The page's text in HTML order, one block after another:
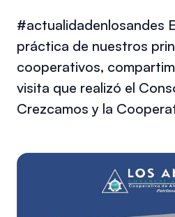
#actualidadenlosandes
práctica de nuestros
cooperativos,
visita que realizó el
Crezcamos y la